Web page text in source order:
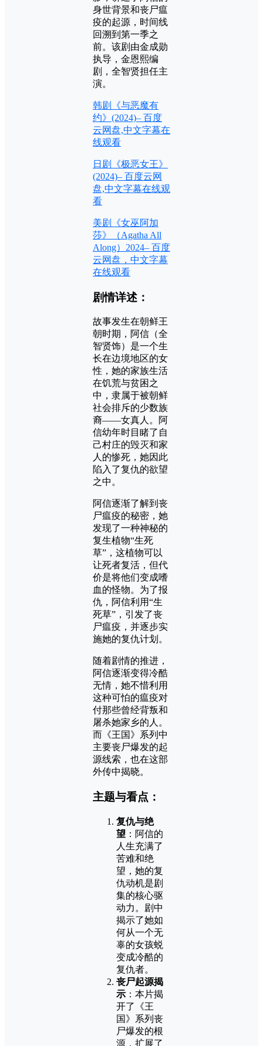
身世背景和丧尸瘟
疫的起源，时间线
回溯到第一季之
前。该剧由金成勋
执导，金恩熙编
剧，全智贤担任主
演。
韩剧《与恶魔有
约》(2024)– 百度
云网盘,中文字幕在
线观看
日剧《极恶女王》
(2024)– 百度云网
盘,中文字幕在线观
看
美剧《女巫阿加
莎》（Agatha All
Along）2024– 百度
云网盘，中文字幕
在线观看
剧情详述：
故事发生在朝鲜王
朝时期，阿信（全
智贤饰）是一个生
长在边境地区的女
性，她的家族生活
在饥荒与贫困之
中，隶属于被朝鲜
社会排斥的少数族
裔——女真人。阿
信幼年时目睹了自
己村庄的毁灭和家
人的惨死，她因此
陷入了复仇的欲望
之中。
阿信逐渐了解到丧
尸瘟疫的秘密，她
发现了一种神秘的
复生植物“生死
草”，这植物可以
让死者复活，但代
价是将他们变成嗜
血的怪物。为了报
仇，阿信利用“生
死草”，引发了丧
尸瘟疫，并逐步实
施她的复仇计划。
随着剧情的推进，
阿信逐渐变得冷酷
无情，她不惜利用
这种可怕的瘟疫对
付那些曾经背叛和
屠杀她家乡的人。
而《王国》系列中
主要丧尸爆发的起
源线索，也在这部
外传中揭晓。
主题与看点：
复仇与绝
望 ：阿信的
人生充满了
苦难和绝
望，她的复
仇动机是剧
集的核心驱
动力。剧中
揭示了她如
何从一个无
辜的女孩蜕
变成冷酷的
复仇者。
丧尸起源揭
示 ：本片揭
开了《王
国》系列丧
尸爆发的根
源，扩展了